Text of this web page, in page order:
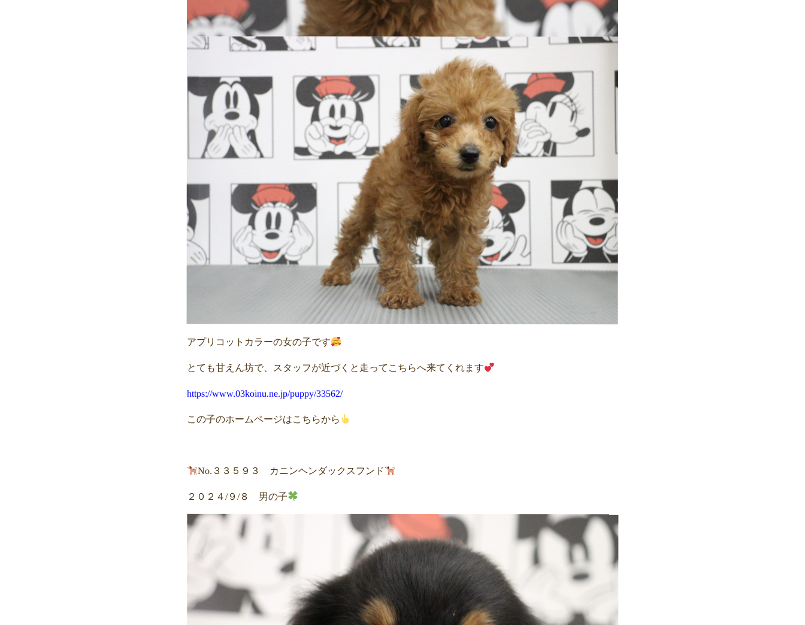
アプリコットカラーの女の子です
とても甘えん坊で、スタッフが近づくと走ってこちらへ来てくれます
https://www.03koinu.ne.jp/puppy/33562/
この子のホームページはこちらから
No.３３５９３ カニンヘンダックスフンド
２０２４/９/８ 男の子